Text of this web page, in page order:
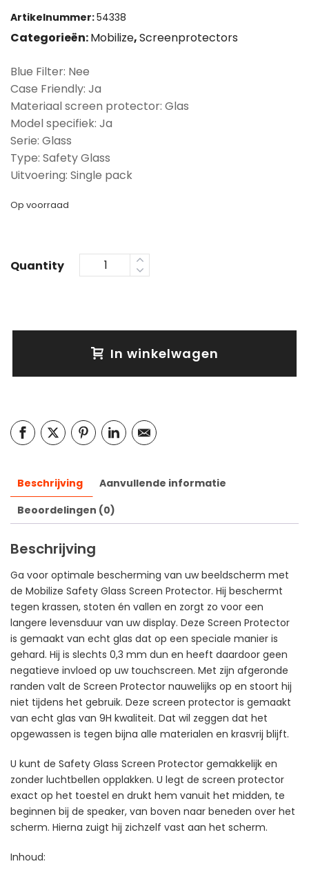
Artikelnummer:54338
Categorieën:Mobilize,Screenprotectors
Blue Filter: Nee
Case Friendly: Ja
Materiaal screen protector: Glas
Model specifiek: Ja
Serie: Glass
Type: Safety Glass
Uitvoering: Single pack
Op voorraad
Quantity
In winkelwagen
Beschrijving
Aanvullende informatie
Beoordelingen (0)
Beschrijving
Ga voor optimale bescherming van uw beeldscherm met
de Mobilize Safety Glass Screen Protector. Hij beschermt
tegen krassen, stoten én vallen en zorgt zo voor een
langere levensduur van uw display. Deze Screen Protector
is gemaakt van echt glas dat op een speciale manier is
gehard. Hij is slechts 0,3 mm dun en heeft daardoor geen
negatieve invloed op uw touchscreen. Met zijn afgeronde
randen valt de Screen Protector nauwelijks op en stoort hij
niet tijdens het gebruik. Deze screen protector is gemaakt
van echt glas van 9H kwaliteit. Dat wil zeggen dat het
opgewassen is tegen bijna alle materialen en krasvrij blijft.
U kunt de Safety Glass Screen Protector gemakkelijk en
zonder luchtbellen opplakken. U legt de screen protector
exact op het toestel en drukt hem vanuit het midden, te
beginnen bij de speaker, van boven naar beneden over het
scherm. Hierna zuigt hij zichzelf vast aan het scherm.
Inhoud: